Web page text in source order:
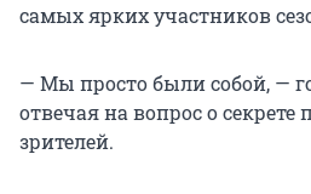
самых ярких участников
— Мы просто были собой, —
отвечая на вопрос о секрете
зрителей.